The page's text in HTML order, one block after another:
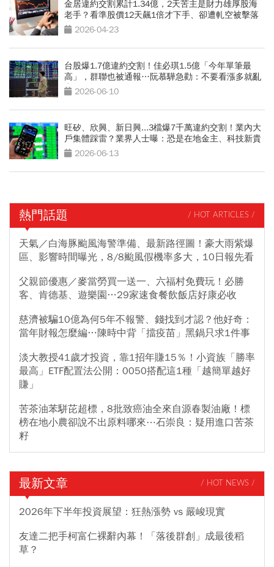
金居違約交割累計1.34億，2天苦主是財力雄厚股海
老手？看準股價12天飆1倍才下手、卻遭軋空被擊落
2026-04-23
台股爆1.7億違約交割！佳必琪1.5億「今年單筆最
高」，群聯也被通報…阮慕驊急勸：不要看漲多就亂
空 2026-06-10
旺矽、欣興、新日興...3檔爆7千萬違約交割！業內大
戶集體踩雷？業界人士曝：恐是在地金主、科技新貴
2026-06-13
熱門話題 / HOT ARTICLES /
天氣／白海豚颱風海警準備、最新路徑圖！豪大雨紫爆
區、影響時間曝光，8/8颱風假機率多大，10日報先看
父親節優惠／麥當勞買一送一、六福村免費玩！必勝
客、肯德基、遊樂園…29家速食餐飲飯店好康必收
慈濟被騙10億為何5年不報警、錢找到才認？他好奇：
當年財報怎麼編…陳時中背「擋疫苗」黑鍋只求1件事
淡大教授41歲才投資，靠1招年賺15％！小資族「勝率
最高」ETF配置法公開：0050搭配這1種「越簡單越好
賺」
苦茶油苯駢芘超標，8批致癌油全來自源春製油廠！標
榜在地小農卻說不出原料哪來⋯石崇良：疑用進口苦茶
籽
最新文章 / HOT NEWS /
2026年下半年投資展望：狂熱漲勢 vs 嚴峻現實
友達二把手柯富仁裸辭內幕！「落後群創」成最後稻
草？